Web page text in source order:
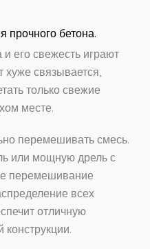
прочного бетона.
его свежесть играют
связывается,
только свежие
месте.
перемешивать смесь.
или мощную дрель с
перемешивание
всех
отличную
конструкции.